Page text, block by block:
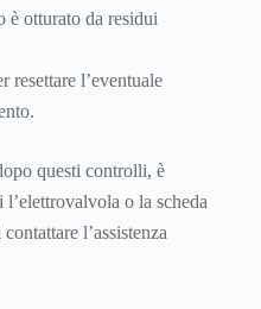
è otturato da residui
resettare l’eventuale
questi controlli, è
o la scheda
l’assistenza